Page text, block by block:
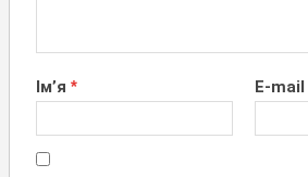
Ім’я * E-mail